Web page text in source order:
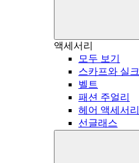
액세서리
모두 보기
스카프와 실크
벨트
패션 주얼리
헤어 액세서리
선글래스